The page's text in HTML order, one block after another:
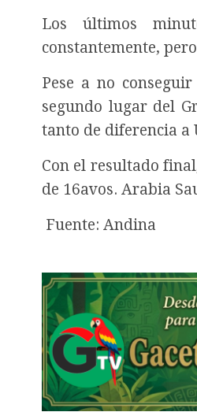
Los últimos
constantemente,
Pese a no
segundo lugar del
tanto de diferencia a
Con el resultado
de 16avos. Arabia
Fuente: Andina